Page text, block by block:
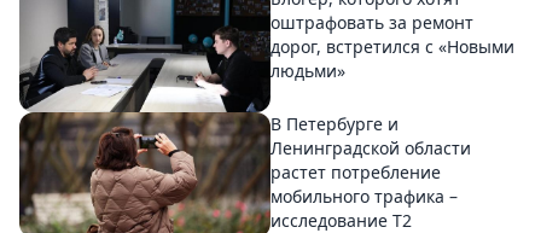
оштрафовать за ремонт
дорог, встретился с «Новыми
людьми»
В Петербурге и
Ленинградской области
растет потребление
мобильного трафика –
исследование T2